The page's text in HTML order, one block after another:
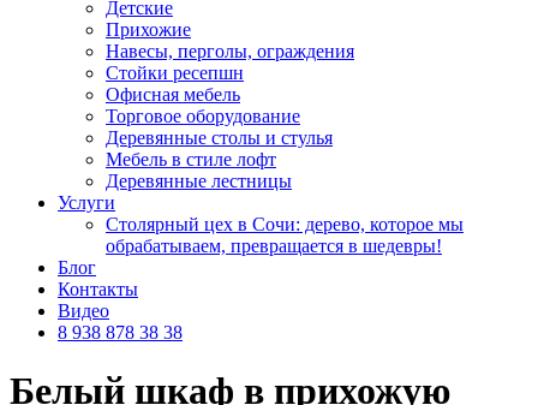
Детские
Прихожие
Навесы, перголы, ограждения
Стойки ресепшн
Офисная мебель
Торговое оборудование
Деревянные столы и стулья
Мебель в стиле лофт
Деревянные лестницы
Услуги
Столярный цех в Сочи: дерево, которое мы
обрабатываем, превращается в шедевры!
Блог
Контакты
Видео
8 938 878 38 38
Белый шкаф в прихожую